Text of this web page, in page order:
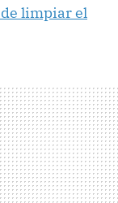
de limpiar el